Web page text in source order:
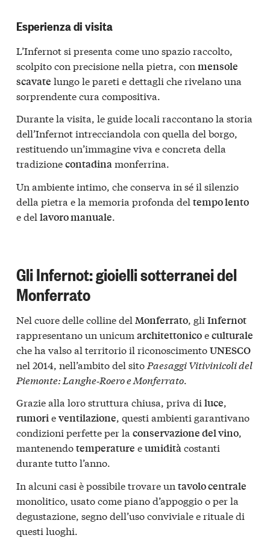
Esperienza di visita
L’Infernot si presenta come uno spazio raccolto,
scolpito con precisione nella pietra, con mensole
scavate lungo le pareti e dettagli che rivelano una
sorprendente cura compositiva.
Durante la visita, le guide locali raccontano la storia
dell’Infernot intrecciandola con quella del borgo,
restituendo un’immagine viva e concreta della
tradizionecontadinamonferrina.
Un ambiente intimo, che conserva in sé il silenzio
della pietra e la memoria profonda del tempo lento
e del lavoro manuale.
Gli Infernot: gioielli sotterranei del
Monferrato
Nel cuore delle colline del Monferrato , gli Infernot
rappresentano un unicum architettonicoeculturale
che ha valso al territorio il riconoscimentoUNESCO
nel 2014, nell’ambito del sito Paesaggi Vitivinicoli del
Piemonte: Langhe‑Roero e Monferrato
Grazie alla loro struttura chiusa, priva di luce,
rumorieventilazione, questi ambienti garantivano
condizioni perfette per la conservazione del vino,
mantenendotemperature eumiditàcostanti
durante tutto l’anno.
In alcuni casi è possibile trovare un tavolo centrale
monolitico, usato come piano d’appoggio o per la
degustazione, segno dell’uso conviviale e rituale di
questi luoghi.